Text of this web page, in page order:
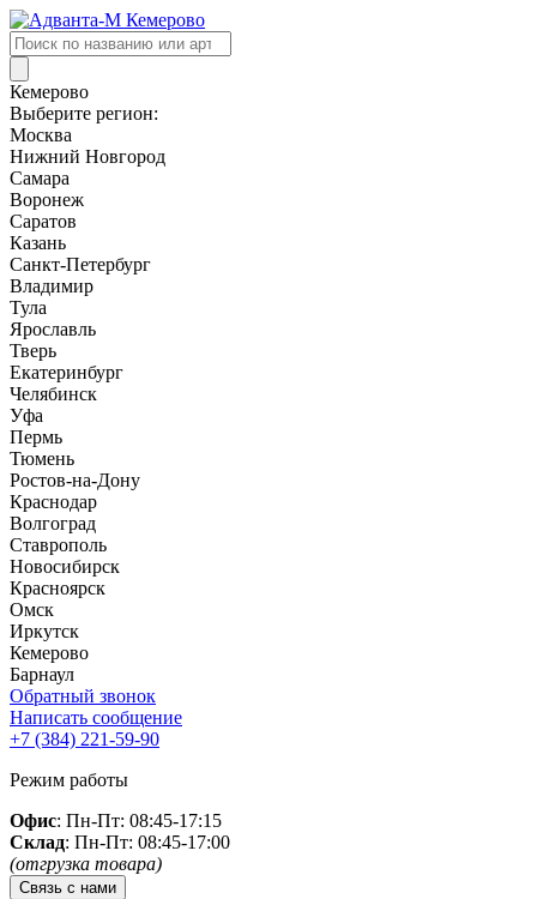
Поиск
товаров
Кемерово
Выберите регион:
Москва
Нижний Новгород
Самара
Воронеж
Саратов
Казань
Санкт-Петербург
Владимир
Тула
Ярославль
Тверь
Екатеринбург
Челябинск
Уфа
Пермь
Тюмень
Ростов-на-Дону
Краснодар
Волгоград
Ставрополь
Новосибирск
Красноярск
Омск
Иркутск
Кемерово
Барнаул
Обратный звонок
Написать сообщение
+7 (384) 221-59-90
Режим работы
Офис: Пн-Пт: 08:45-17:15
Склад: Пн-Пт: 08:45-17:00
(отгрузка товара)
Связь с нами